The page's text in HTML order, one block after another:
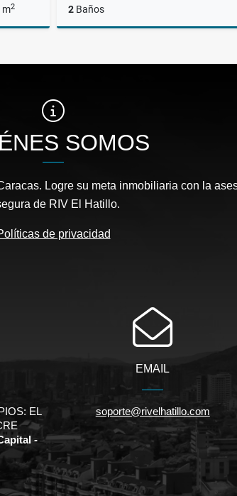
m2
2 Baños
US$200
SOMOS
Logre su meta inmobiliaria con la
de RIV El Hatillo.
de privacidad
EL
-
EMAIL
soporte@rivelhatillo.com